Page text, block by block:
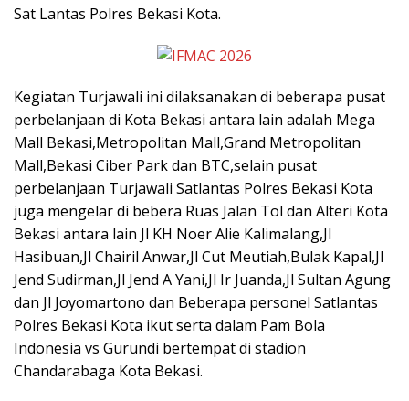
Sat Lantas Polres Bekasi Kota.
Kegiatan Turjawali ini dilaksanakan di beberapa pusat
perbelanjaan di Kota Bekasi antara lain adalah Mega
Mall Bekasi,Metropolitan Mall,Grand Metropolitan
Mall,Bekasi Ciber Park dan BTC,selain pusat
perbelanjaan Turjawali Satlantas Polres Bekasi Kota
juga mengelar di bebera Ruas Jalan Tol dan Alteri Kota
Bekasi antara lain Jl KH Noer Alie Kalimalang,Jl
Hasibuan,Jl Chairil Anwar,Jl Cut Meutiah,Bulak Kapal,Jl
Jend Sudirman,Jl Jend A Yani,Jl Ir Juanda,Jl Sultan Agung
dan Jl Joyomartono dan Beberapa personel Satlantas
Polres Bekasi Kota ikut serta dalam Pam Bola
Indonesia vs Gurundi bertempat di stadion
Chandarabaga Kota Bekasi.